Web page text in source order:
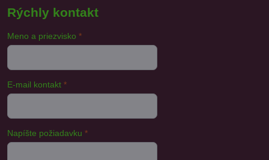
Rýchly kontakt
Meno a priezvisko *
E-mail kontakt *
Napíšte požiadavku *